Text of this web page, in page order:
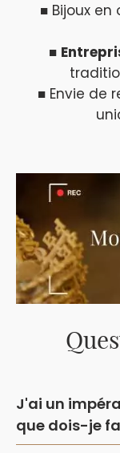
J'ai un
que dois-je
■ Bijoux en
■
■ Envie de